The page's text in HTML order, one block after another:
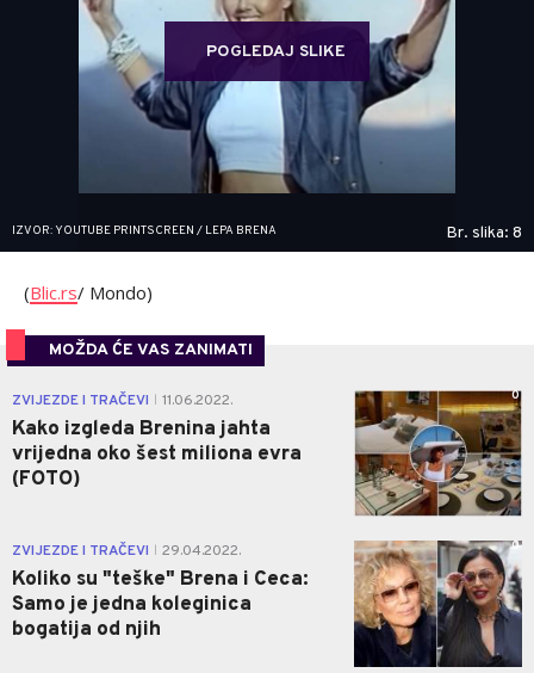
POGLEDAJ SLIKE
IZVOR: YOUTUBE PRINTSCREEN / LEPA BRENA Br. slika: 8
(Blic.rs/ Mondo)
MOŽDA ĆE VAS ZANIMATI
ZVIJEZDE I TRAČEVI 11.06.2022.
Kako izgleda Brenina jahta
vrijedna oko šest miliona evra
(FOTO)
0
ZVIJEZDE I TRAČEVI 29.04.2022.
Koliko su "teške" Brena i Ceca:
Samo je jedna koleginica
bogatija od njih
0